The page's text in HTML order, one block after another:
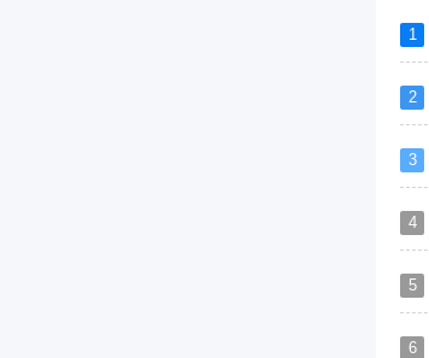
1
2
3
4
5
6